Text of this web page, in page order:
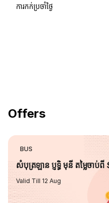
ការកក់ប្រចាំថ្ងៃ
Offers
BUS
សំបុត្រឡាន ប្ញទ្ធិ មុនី តម្លៃចាប់ពី
Valid Till 12 Aug